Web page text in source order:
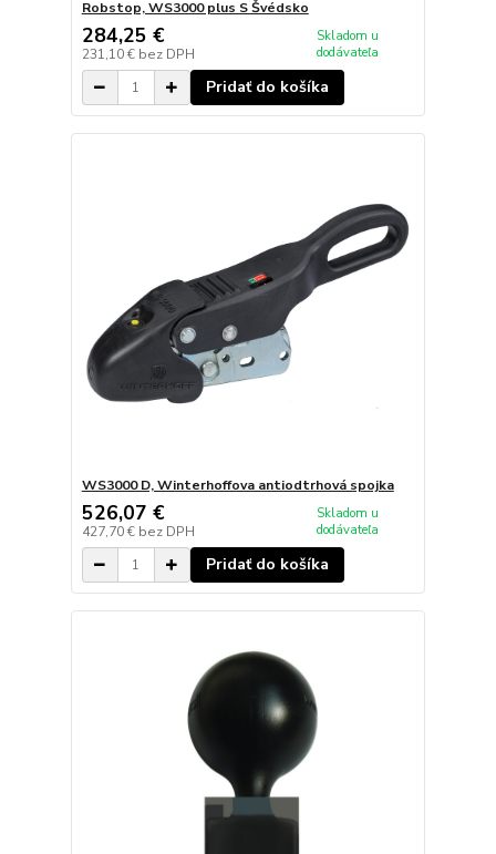
Robstop, WS3000 plus S Švédsko
284,25 €
231,10 € bez DPH
Skladom u
dodávateľa
Pridať do košíka
WS3000 D, Winterhoffova antiodtrhová spojka
526,07 €
427,70 € bez DPH
Skladom u
dodávateľa
Pridať do košíka